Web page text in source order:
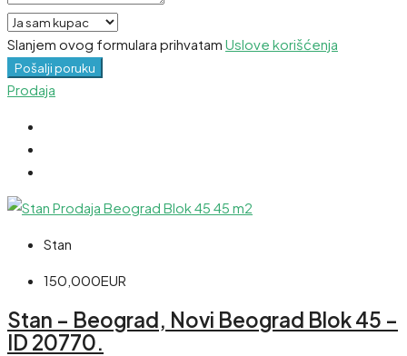
Slanjem ovog formulara prihvatam Uslove korišćenja
Pošalji poruku
Prodaja
Stan
150,000EUR
Stan – Beograd, Novi Beograd Blok 45 –
ID 20770.